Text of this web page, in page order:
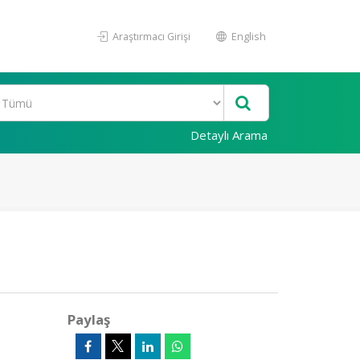
Araştırmacı Girişi English
Detaylı Arama
Paylaş